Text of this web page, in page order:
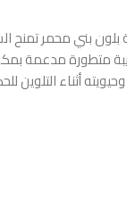
بني محمر تمنح
متطورة مدعمة
أثناء التلوين